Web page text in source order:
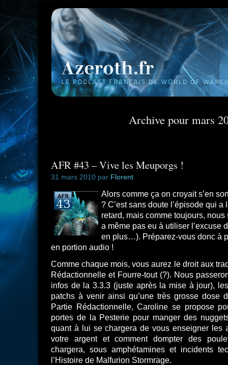
Archive pour mars
AFR #43 – Vive les Meuporgs !
31 mars 2010 par Florent
Alors comme ça on croyait s’en
? C’est sans doute l’épisode qui a
retard, mais comme toujours, nous
a même pas eu à utiliser l’excuse
en plus…). Préparez-vous donc à
en portion audio !
Comme chaque mois, vous aurez le droit aux
Rédactionnelle et Fourre-tout (?). Nous
infos de la 3.3.3 (juste après la mise à jour),
patchs à venir ainsi qu’une très grosse dose
Partie Rédactionnelle, Caroline se propose
portes de la Pesterie pour manger des
quant à lui se chargera de vous enseigner les
votre argent et comment dompter des
chargera, sous amphétamines et incidents
l’Histoire de Malfurion Stormrage.